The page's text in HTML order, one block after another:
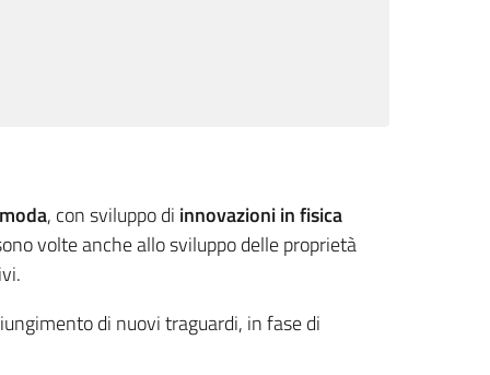
, con sviluppo di innovazioni in fisica
volte anche allo sviluppo delle proprietà
di nuovi traguardi, in fase di